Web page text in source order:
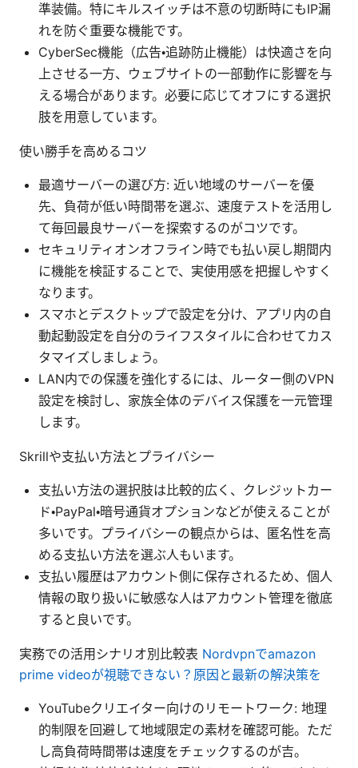
準装備。特にキルスイッチは不意の切断時にもIP漏
れを防ぐ重要な機能です。
CyberSec機能（広告・追跡防止機能）は快適さを向
上させる一方、ウェブサイトの一部動作に影響を与
える場合があります。必要に応じてオフにする選択
肢を用意しています。
使い勝手を高めるコツ
最適サーバーの選び方: 近い地域のサーバーを優
先、負荷が低い時間帯を選ぶ、速度テストを活用し
て毎回最良サーバーを探索するのがコツです。
セキュリティオンオフライン時でも払い戻し期間内
に機能を検証することで、実使用感を把握しやすく
なります。
スマホとデスクトップで設定を分け、アプリ内の自
動起動設定を自分のライフスタイルに合わせてカス
タマイズしましょう。
LAN内での保護を強化するには、ルーター側のVPN
設定を検討し、家族全体のデバイス保護を一元管理
します。
Skrillや支払い方法とプライバシー
支払い方法の選択肢は比較的広く、クレジットカー
ド・PayPal・暗号通貨オプションなどが使えることが
多いです。プライバシーの観点からは、匿名性を高
める支払い方法を選ぶ人もいます。
支払い履歴はアカウント側に保存されるため、個人
情報の取り扱いに敏感な人はアカウント管理を徹底
すると良いです。
実務での活用シナリオ別比較表 Nordvpnでamazon
prime videoが視聴できない？原因と最新の解決策を
YouTubeクリエイター向けのリモートワーク: 地理
的制限を回避して地域限定の素材を確認可能。ただ
し高負荷時間帯は速度をチェックするのが吉。